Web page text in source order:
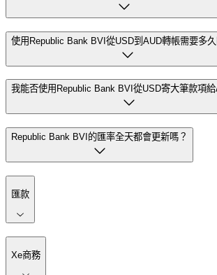
使用Republic Bank BVI從USD到AUD轉帳需要多久
我能否使用Republic Bank BVI從USD寄大筆款項給
Republic Bank BVI的匯率全天都會更新嗎？
匯款
Xe商務